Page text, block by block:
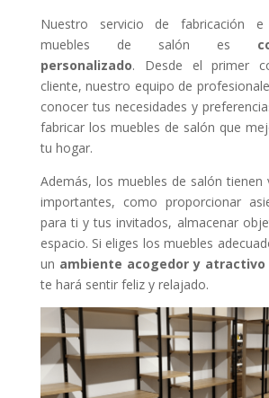
Nuestro servicio de fabricación e
muebles de salón es
personalizado. Desde el primer
cliente, nuestro equipo de
conocer tus necesidades y
fabricar los muebles de salón que
tu hogar.
Además, los muebles de salón tienen
importantes, como proporcionar
para ti y tus invitados, almacenar
espacio. Si eliges los muebles
un ambiente acogedor y atractivo
te hará sentir feliz y relajado.